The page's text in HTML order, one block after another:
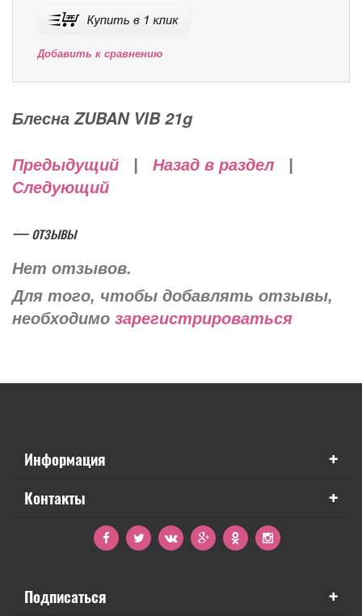
Добавить к сравнению
Блесна ZUBAN VIB 21g
Предыдущий Назад в раздел
Следующий
— отзывы
Нет отзывов.
Для того, чтобы добавлять отзывы,
необходимо зарегистрироваться
Информация +
Контакты +
Подписаться +